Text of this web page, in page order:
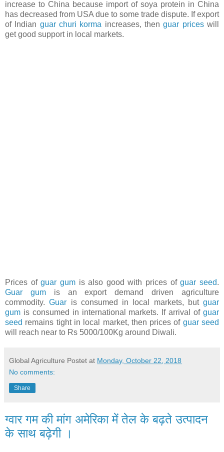
increase to China because import of soya protein in China
has decreased from USA due to some trade dispute. If export
of Indian guar churi korma increases, thenguar priceswill
get good support in local markets.
Prices ofguar gumis also good with prices ofguar seed.
Guar gumis an export demand driven agriculture
commodity.Guar is consumed in local markets, but guar
gum is consumed in international markets. If arrival of guar
seed remains tight in local market, then prices of guar seed
will reach near to Rs 5000/100Kg around Diwali.
Global Agriculture Postet at Monday, October 22, 2018
No comments:
Share
ग्वार गम की मांग अमेरिका में तेल के बढ़ते उत्पादन
के साथ बढ़ेगी ।